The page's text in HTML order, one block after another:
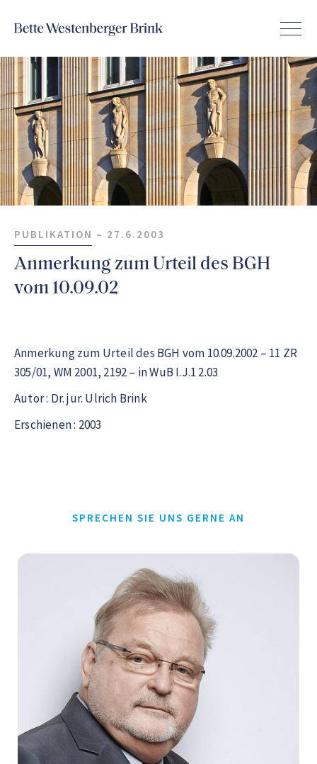
PUBLIKATION – 27.6.2003
Anmerkung zum Urteil des BGH
vom 10.09.02
Anmerkung zum Urteil des BGH vom 10.09.2002 – 11 ZR
305/01, WM 2001, 2192 – in WuB I.J.1 2.03
Autor : Dr. jur. Ulrich Brink
Erschienen : 2003
SPRECHEN SIE UNS GERNE AN